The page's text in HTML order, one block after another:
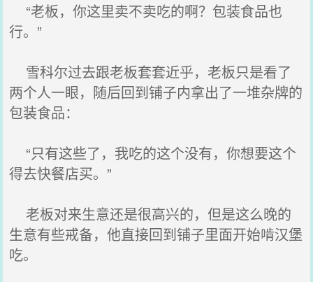
“老板，你这里卖不卖吃的啊？包装食品也
行。”
雪科尔过去跟老板套套近乎，老板只是看了
两个人一眼，随后回到铺子内拿出了一堆杂牌的
包装食品：
“只有这些了，我吃的这个没有，你想要这个
得去快餐店买。”
老板对来生意还是很高兴的，但是这么晚的
生意有些戒备，他直接回到铺子里面开始啃汉堡
吃。